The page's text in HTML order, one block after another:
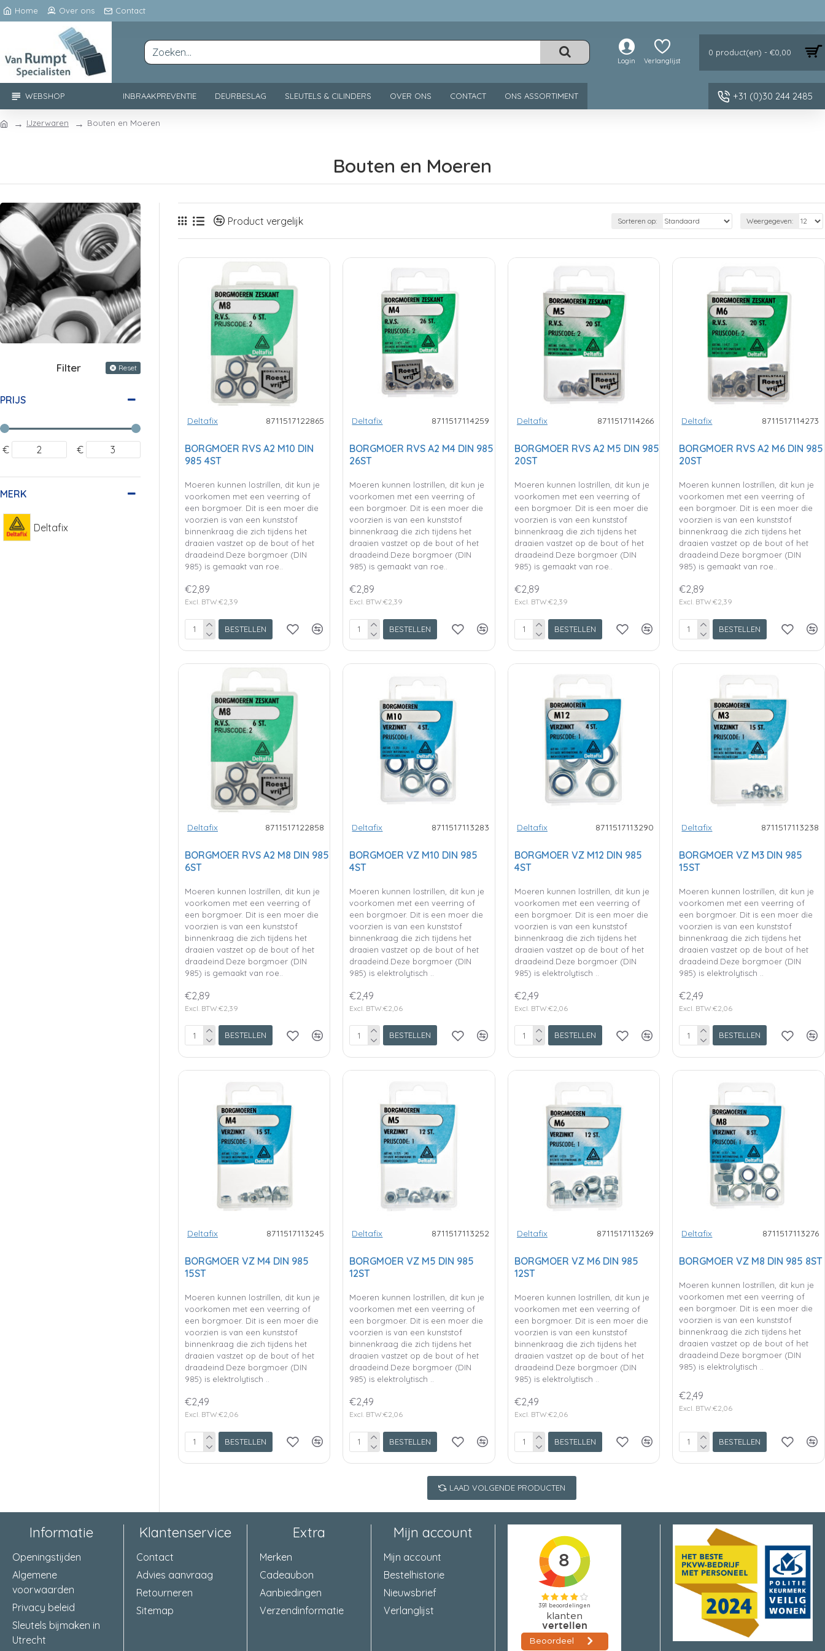
Home Over ons Contact
Login Verlanglijst
0 product(en) - €0,00
WEBSHOP INBRAAKPREVENTIE DEURBESLAG SLEUTELS & CILINDERS OVER ONS CONTACT ONS ASSORTIMENT +31 (0)30 244 2485
IJzerwaren Bouten en Moeren
Bouten en Moeren
Filter Reset
PRIJS
€ €
MERK
Deltafix
Product vergelijk Sorteren op: Weergegeven:
Deltafix 8711517122865
BORGMOER RVS A2 M10 DIN
985 4ST
Moeren kunnen lostrillen, dit kun je
voorkomen met een veerring of
een borgmoer. Dit is een moer die
voorzien is van een kunststof
binnenkraag die zich tijdens het
draaien vastzet op de bout of het
draadeind.Deze borgmoer (DIN
985) is gemaakt van roe..
€2,89
Excl. BTW:€2,39
BESTELLEN
Deltafix 8711517114259
BORGMOER RVS A2 M4 DIN 985
26ST
Moeren kunnen lostrillen, dit kun je
voorkomen met een veerring of
een borgmoer. Dit is een moer die
voorzien is van een kunststof
binnenkraag die zich tijdens het
draaien vastzet op de bout of het
draadeind.Deze borgmoer (DIN
985) is gemaakt van roe..
€2,89
Excl. BTW:€2,39
BESTELLEN
Deltafix 8711517114266
BORGMOER RVS A2 M5 DIN 985
20ST
Moeren kunnen lostrillen, dit kun je
voorkomen met een veerring of
een borgmoer. Dit is een moer die
voorzien is van een kunststof
binnenkraag die zich tijdens het
draaien vastzet op de bout of het
draadeind.Deze borgmoer (DIN
985) is gemaakt van roe..
€2,89
Excl. BTW:€2,39
BESTELLEN
Deltafix 8711517114273
BORGMOER RVS A2 M6 DIN 985
20ST
Moeren kunnen lostrillen, dit kun je
voorkomen met een veerring of
een borgmoer. Dit is een moer die
voorzien is van een kunststof
binnenkraag die zich tijdens het
draaien vastzet op de bout of het
draadeind.Deze borgmoer (DIN
985) is gemaakt van roe..
€2,89
Excl. BTW:€2,39
BESTELLEN
Deltafix 8711517122858
BORGMOER RVS A2 M8 DIN 985
6ST
Moeren kunnen lostrillen, dit kun je
voorkomen met een veerring of
een borgmoer. Dit is een moer die
voorzien is van een kunststof
binnenkraag die zich tijdens het
draaien vastzet op de bout of het
draadeind.Deze borgmoer (DIN
985) is gemaakt van roe..
€2,89
Excl. BTW:€2,39
BESTELLEN
Deltafix 8711517113283
BORGMOER VZ M10 DIN 985
4ST
Moeren kunnen lostrillen, dit kun je
voorkomen met een veerring of
een borgmoer. Dit is een moer die
voorzien is van een kunststof
binnenkraag die zich tijdens het
draaien vastzet op de bout of het
draadeind.Deze borgmoer (DIN
985) is elektrolytisch ..
€2,49
Excl. BTW:€2,06
BESTELLEN
Deltafix 8711517113290
BORGMOER VZ M12 DIN 985
4ST
Moeren kunnen lostrillen, dit kun je
voorkomen met een veerring of
een borgmoer. Dit is een moer die
voorzien is van een kunststof
binnenkraag die zich tijdens het
draaien vastzet op de bout of het
draadeind.Deze borgmoer (DIN
985) is elektrolytisch ..
€2,49
Excl. BTW:€2,06
BESTELLEN
Deltafix 8711517113238
BORGMOER VZ M3 DIN 985
15ST
Moeren kunnen lostrillen, dit kun je
voorkomen met een veerring of
een borgmoer. Dit is een moer die
voorzien is van een kunststof
binnenkraag die zich tijdens het
draaien vastzet op de bout of het
draadeind.Deze borgmoer (DIN
985) is elektrolytisch ..
€2,49
Excl. BTW:€2,06
BESTELLEN
Deltafix 8711517113245
BORGMOER VZ M4 DIN 985
15ST
Moeren kunnen lostrillen, dit kun je
voorkomen met een veerring of
een borgmoer. Dit is een moer die
voorzien is van een kunststof
binnenkraag die zich tijdens het
draaien vastzet op de bout of het
draadeind.Deze borgmoer (DIN
985) is elektrolytisch ..
€2,49
Excl. BTW:€2,06
BESTELLEN
Deltafix 8711517113252
BORGMOER VZ M5 DIN 985
12ST
Moeren kunnen lostrillen, dit kun je
voorkomen met een veerring of
een borgmoer. Dit is een moer die
voorzien is van een kunststof
binnenkraag die zich tijdens het
draaien vastzet op de bout of het
draadeind.Deze borgmoer (DIN
985) is elektrolytisch ..
€2,49
Excl. BTW:€2,06
BESTELLEN
Deltafix 8711517113269
BORGMOER VZ M6 DIN 985
12ST
Moeren kunnen lostrillen, dit kun je
voorkomen met een veerring of
een borgmoer. Dit is een moer die
voorzien is van een kunststof
binnenkraag die zich tijdens het
draaien vastzet op de bout of het
draadeind.Deze borgmoer (DIN
985) is elektrolytisch ..
€2,49
Excl. BTW:€2,06
BESTELLEN
Deltafix 8711517113276
BORGMOER VZ M8 DIN 985 8ST
Moeren kunnen lostrillen, dit kun je
voorkomen met een veerring of
een borgmoer. Dit is een moer die
voorzien is van een kunststof
binnenkraag die zich tijdens het
draaien vastzet op de bout of het
draadeind.Deze borgmoer (DIN
985) is elektrolytisch ..
€2,49
Excl. BTW:€2,06
BESTELLEN
LAAD VOLGENDE PRODUCTEN
Informatie
Openingstijden
Algemene
voorwaarden
Privacy beleid
Sleutels bijmaken in
Utrecht
Klantenservice
Contact
Advies aanvraag
Retourneren
Sitemap
Extra
Merken
Cadeaubon
Aanbiedingen
Verzendinformatie
Mijn account
Mijn account
Bestelhistorie
Nieuwsbrief
Verlanglijst